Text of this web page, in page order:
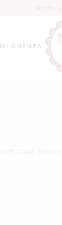
Hecho
MI CUENTA